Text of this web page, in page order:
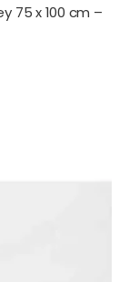
75 x 100 cm –